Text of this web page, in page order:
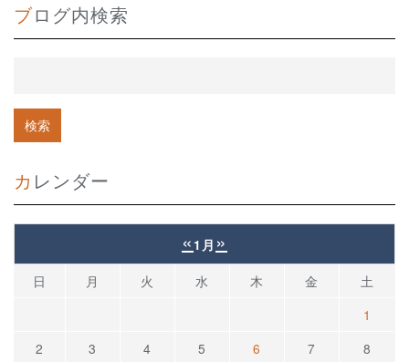
ブログ内検索
カレンダー
« 1月 »
日 月 火 水 木 金
土
1
2
3 4 5 6 7
8